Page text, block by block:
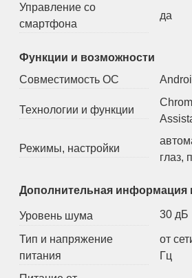
Управление со
смартфона
да
Функции и возможности
Совместимость ОС
Технологии и функции
Режимы, настройки
глаз,
Дополнительная информация
Уровень шума 30 дБ
Тип и напряжение
питания
от
Гц